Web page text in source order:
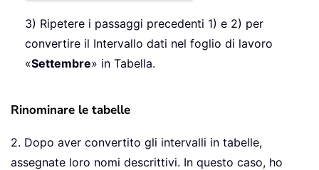
3) Ripetere i passaggi precedenti 1) e 2) per
convertire il Intervallo dati nel foglio di lavoro
«Settembre» in Tabella.
Rinominare le tabelle
2. Dopo aver convertito gli intervalli in tabelle,
assegnate loro nomi descrittivi. In questo caso, ho